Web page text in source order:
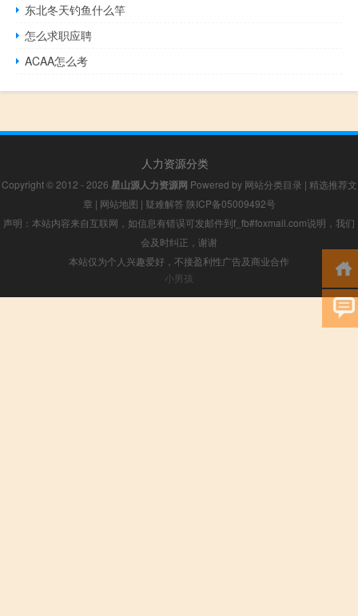
东北冬天钓鱼什么竿
怎么求职应聘
ACAA怎么考
人力资源分类
Copyright © 2012 - 2026 星山源人力资源网 Powered by 网站分类目录 | 精选推荐文
章 | 网站地图 | 疑难解答 陕ICP备05009492号
声明：本站内容来自互联网，如信息有错误可发邮件到f_fb#foxmail.com说明，我们
会及时纠正，谢谢
本站仅为个人兴趣爱好，不接盈利性广告及商业合作
小男孩